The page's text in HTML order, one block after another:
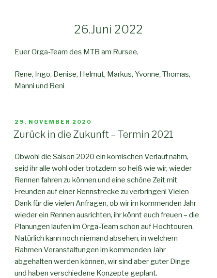
26.Juni 2022
Euer Orga-Team des MTB am Rursee,
Rene, Ingo, Denise, Helmut, Markus, Yvonne, Thomas,
Manni und Beni
VERÖFFENTLICHT
AM
29. NOVEMBER 2020
Zurück in die Zukunft – Termin 2021
Obwohl die Saison 2020 ein komischen Verlauf nahm,
seid ihr alle wohl oder trotzdem so heiß wie wir, wieder
Rennen fahren zu können und eine schöne Zeit mit
Freunden auf einer Rennstrecke zu verbringen! Vielen
Dank für die vielen Anfragen, ob wir im kommenden Jahr
wieder ein Rennen ausrichten, ihr könnt euch freuen – die
Planungen laufen im Orga-Team schon auf Hochtouren.
Natürlich kann noch niemand absehen, in welchem
Rahmen Veranstaltungen im kommenden Jahr
abgehalten werden können, wir sind aber guter Dinge
und haben verschiedene Konzepte geplant.